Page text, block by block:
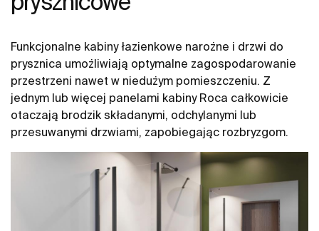
Funkcjonalne kabiny łazienkowe narożne i drzwi do
prysznica umożliwiają optymalne zagospodarowanie
przestrzeni nawet w niedużym pomieszczeniu. Z
jednym lub więcej panelami kabiny Roca całkowicie
otaczają brodzik składanymi, odchylanymi lub
przesuwanymi drzwiami, zapobiegając rozbryzgom.